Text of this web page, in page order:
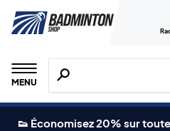
MENU
Recherche de
👟 Économisez 20% sur